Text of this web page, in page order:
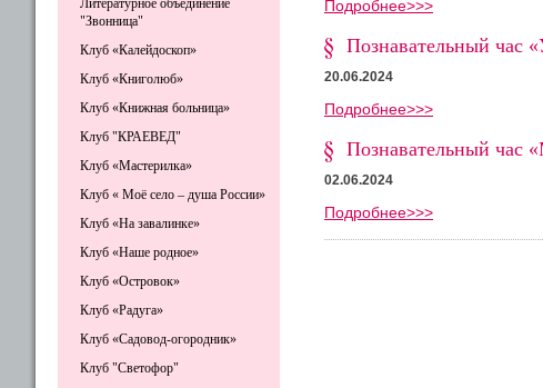
Подробнее>>>
Познавательный час
20.06.2024
Подробнее>>>
Познавательный час
02.06.2024
Подробнее>>>
Литературное объединение
"Звонница"
Клуб «Калейдоскоп»
Клуб «Книголюб»
Клуб «Книжная больница»
Клуб "КРАЕВЕД"
Клуб «Мастерилка»
Клуб « Моё село – душа России»
Клуб «На завалинке»
Клуб «Наше родное»
Клуб «Островок»
Клуб «Радуга»
Клуб «Садовод-огородник»
Клуб "Светофор"